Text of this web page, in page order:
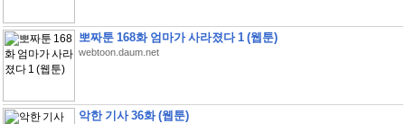
뽀짜툰 168화 엄마가 사라졌다 1 (웹툰)
webtoon.daum.net
악한 기사 36화 (웹툰)